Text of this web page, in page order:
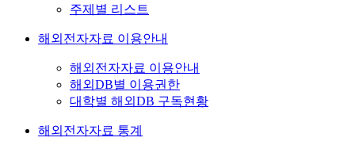
주제별 리스트
해외전자자료 이용안내
해외전자자료 이용안내
해외DB별 이용권한
대학별 해외DB 구독현황
해외전자자료 통계